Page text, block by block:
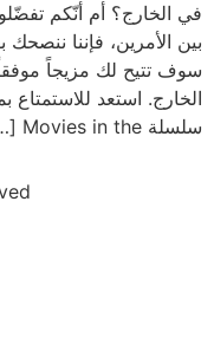
في الخارج؟ أم أنّكم
سوف تتيح لك مزيجاً
الخارج. استعد للاستمتاع
سلسلة Movies in the […]